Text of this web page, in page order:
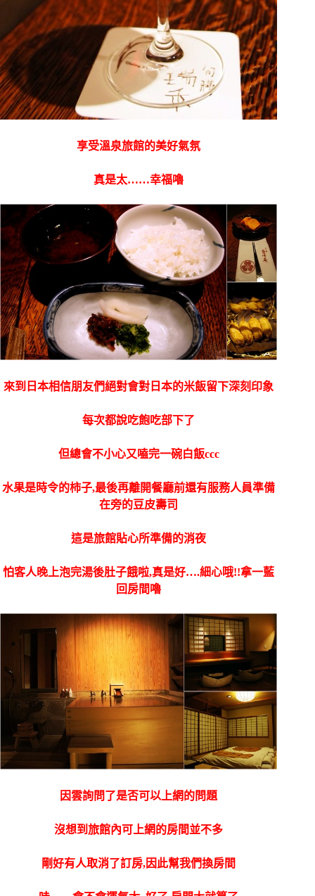
享受溫泉旅館的美好氣氛
真是太……幸福嚕
來到日本相信朋友們絕對會對日本的米飯留下深刻印象
每次都說吃飽吃部下了
但總會不小心又嗑完一碗白飯ccc
水果是時令的柿子,最後再離開餐廳前還有服務人員準備
在旁的豆皮壽司
這是旅館貼心所準備的消夜
怕客人晚上泡完湯後肚子餓啦,真是好….細心哦!!拿一藍
回房間嚕
因雲詢問了是否可以上網的問題
沒想到旅館內可上網的房間並不多
剛好有人取消了訂房,因此幫我們換房間